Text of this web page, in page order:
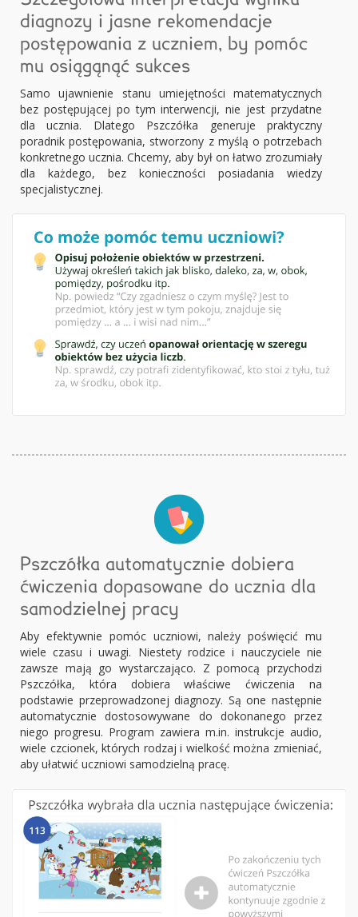
diagnozy i jasne rekomendacje
postępowania z uczniem, by pomóc
mu osiągąnąć sukces
Samo ujawnienie stanu umiejętności matematycznych
bez postępującej po tym interwencji, nie jest przydatne
dla ucznia. Dlatego Pszczółka generuje praktyczny
poradnik postępowania, stworzony z myślą o potrzebach
konkretnego ucznia. Chcemy, aby był on łatwo zrozumiały
dla każdego, bez konieczności posiadania wiedzy
specjalistycznej.
Pszczółka automatycznie dobiera
ćwiczenia dopasowane do ucznia dla
samodzielnej pracy
Aby efektywnie pomóc uczniowi, należy poświęcić mu
wiele czasu i uwagi. Niestety rodzice i nauczyciele nie
zawsze mają go wystarczająco. Z pomocą przychodzi
Pszczółka, która dobiera właściwe ćwiczenia na
podstawie przeprowadzonej diagnozy. Są one następnie
automatycznie dostosowywane do dokonanego przez
niego progresu. Program zawiera m.in. instrukcje audio,
wiele czcionek, których rodzaj i wielkość można zmieniać,
aby ułatwić uczniowi samodzielną pracę.